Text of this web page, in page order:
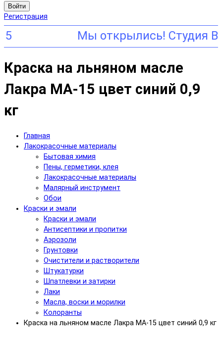
Войти
Регистрация
Краска на льняном масле
Лакра МА-15 цвет синий 0,9
кг
Главная
Лакокрасочные материалы
Бытовая химия
Пены, герметики, клея
Лакокрасочные материалы
Малярный инструмент
Обои
Краски и эмали
Краски и эмали
Антисептики и пропитки
Аэрозоли
Грунтовки
Очистители и растворители
Штукатурки
Шпатлевки и затирки
Лаки
Масла, воски и морилки
Колоранты
Краска на льняном масле Лакра МА-15 цвет синий 0,9 кг